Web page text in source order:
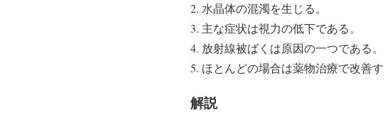
水晶体の混濁を生じる。
主な症状は視力の低下である。
放射線被ばくは原因の一つである。
ほとんどの場合は薬物治療で改善す
解説